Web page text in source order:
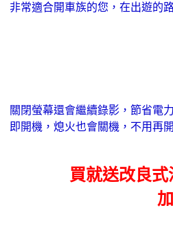
非常適合開車族的您，在出遊的
關閉螢幕還會繼續錄影，節省電
即開機，熄火也會關機，不用再
買就送改良